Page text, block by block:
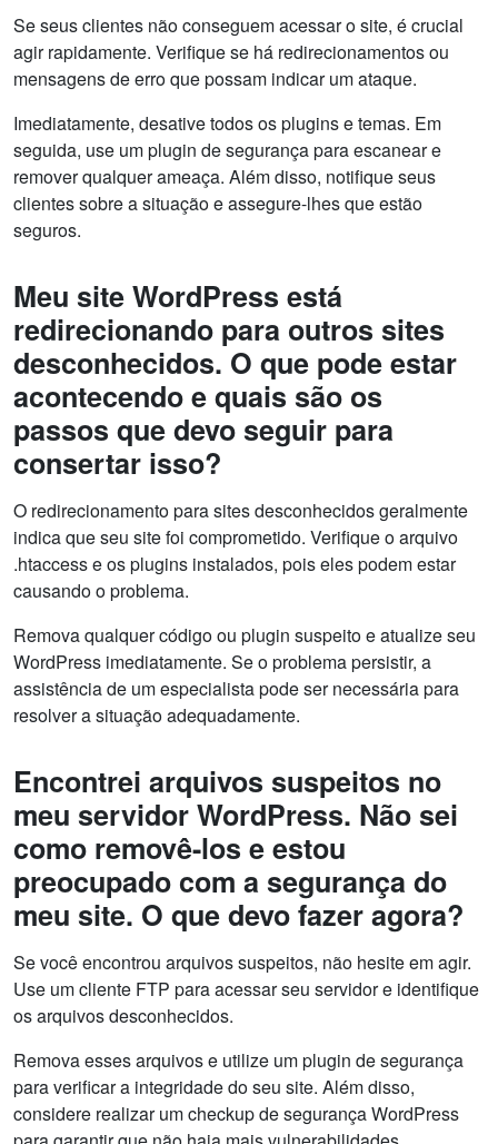
Se seus clientes não conseguem acessar o site, é crucial
agir rapidamente. Verifique se há redirecionamentos ou
mensagens de erro que possam indicar um ataque.
Imediatamente, desative todos os plugins e temas. Em
seguida, use um plugin de segurança para escanear e
remover qualquer ameaça. Além disso, notifique seus
clientes sobre a situação e assegure-lhes que estão
seguros.
Meu site WordPress está
redirecionando para outros sites
desconhecidos. O que pode estar
acontecendo e quais são os
passos que devo seguir para
consertar isso?
O redirecionamento para sites desconhecidos geralmente
indica que seu site foi comprometido. Verifique o arquivo
.htaccess e os plugins instalados, pois eles podem estar
causando o problema.
Remova qualquer código ou plugin suspeito e atualize seu
WordPress imediatamente. Se o problema persistir, a
assistência de um especialista pode ser necessária para
resolver a situação adequadamente.
Encontrei arquivos suspeitos no
meu servidor WordPress. Não sei
como removê-los e estou
preocupado com a segurança do
meu site. O que devo fazer agora?
Se você encontrou arquivos suspeitos, não hesite em agir.
Use um cliente FTP para acessar seu servidor e identifique
os arquivos desconhecidos.
Remova esses arquivos e utilize um plugin de segurança
para verificar a integridade do seu site. Além disso,
considere realizar um checkup de segurança WordPress